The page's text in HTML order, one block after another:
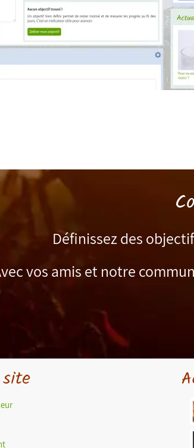
Définissez des
vos amis et notre
site